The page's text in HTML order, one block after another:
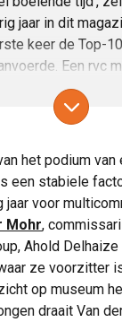
jaar in dit
keer de Top-
Een rvc
dan ook
om het “niet
is. Ik
mag
‘Mijn uitgangspunt
op een goede rvc.
kritische
bestuurders. Laten
kijken naar
het podium van
een stabiele
jaar voor
Mohr,
Ahold
ze voorzitter
op museum
draait Van